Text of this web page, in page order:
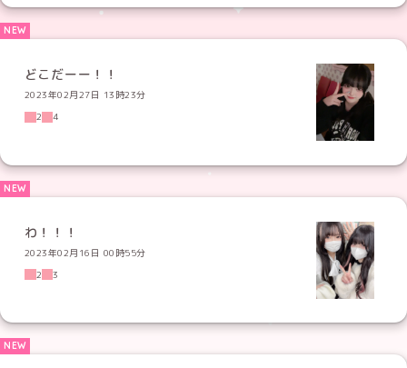
どこだーー！！
2023年02月27日 13時23分
2
4
わ！！！
2023年02月16日 00時55分
2
3